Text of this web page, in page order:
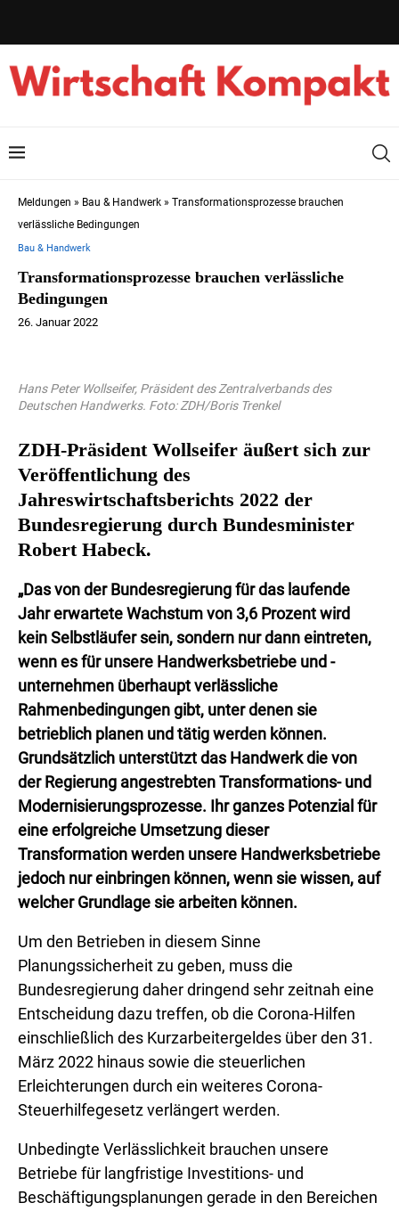
Meldungen » Bau & Handwerk » Transformationsprozesse brauchen
verlässliche Bedingungen
Bau & Handwerk
Transformationsprozesse brauchen verlässliche
Bedingungen
26. Januar 2022
Hans Peter Wollseifer, Präsident des Zentralverbands des
Deutschen Handwerks. Foto: ZDH/Boris Trenkel
ZDH-Präsident Wollseifer äußert sich zur
Veröffentlichung des
Jahreswirtschaftsberichts 2022 der
Bundesregierung durch Bundesminister
Robert Habeck.
„Das von der Bundesregierung für das laufende
Jahr erwartete Wachstum von 3,6 Prozent wird
kein Selbstläufer sein, sondern nur dann eintreten,
wenn es für unsere Handwerksbetriebe und -
unternehmen überhaupt verlässliche
Rahmenbedingungen gibt, unter denen sie
betrieblich planen und tätig werden können.
Grundsätzlich unterstützt das Handwerk die von
der Regierung angestrebten Transformations- und
Modernisierungsprozesse. Ihr ganzes Potenzial für
eine erfolgreiche Umsetzung dieser
Transformation werden unsere Handwerksbetriebe
jedoch nur einbringen können, wenn sie wissen, auf
welcher Grundlage sie arbeiten können.
Um den Betrieben in diesem Sinne
Planungssicherheit zu geben, muss die
Bundesregierung daher dringend sehr zeitnah eine
Entscheidung dazu treffen, ob die Corona-Hilfen
einschließlich des Kurzarbeitergeldes über den 31.
März 2022 hinaus sowie die steuerlichen
Erleichterungen durch ein weiteres Corona-
Steuerhilfegesetz verlängert werden.
Unbedingte Verlässlichkeit brauchen unsere
Betriebe für langfristige Investitions- und
Beschäftigungsplanungen gerade in den Bereichen